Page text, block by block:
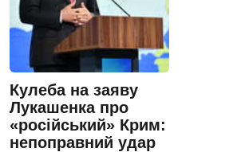
Кулеба на заяву
Лукашенка про
«російський» Крим:
непоправний удар